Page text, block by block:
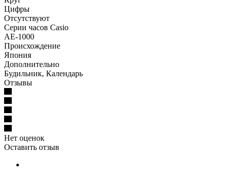
Цифры
Отсутствуют
Серии часов Casio
AE-1000
Происхождение
Япония
Дополнительно
Будильник, Календарь
Отзывы
Нет оценок
Оставить отзыв